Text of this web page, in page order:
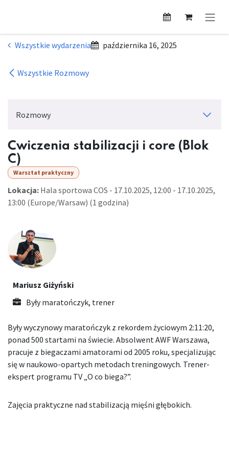
Wszystkie wydarzenia października 16, 2025
Wszystkie Rozmowy
Rozmowy
Ćwiczenia stabilizacji i core (Blok
C)
Warsztat praktyczny
Lokacja: Hala sportowa COS - 17.10.2025, 12:00 - 17.10.2025,
13:00 (Europe/Warsaw) (1 godzina)
Mariusz Giżyński
Były maratończyk, trener
Były wyczynowy maratończyk z rekordem życiowym 2:11:20,
ponad 500 startami na świecie. Absolwent AWF Warszawa,
pracuje z biegaczami amatorami od 2005 roku, specjalizując
się w naukowo-opartych metodach treningowych. Trener-
ekspert programu TV „O co biega?”.
Zajęcia praktyczne nad stabilizacją mięśni głębokich.